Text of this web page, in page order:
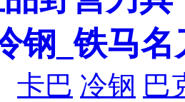
卡巴 冷钢 巴